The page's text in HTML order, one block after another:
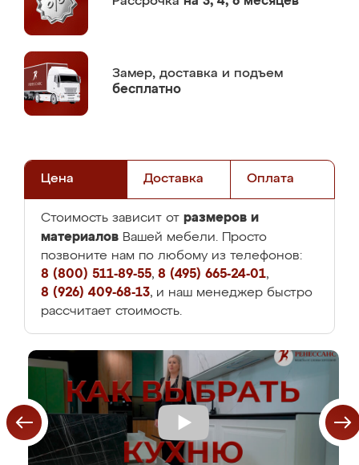
Замер, доставка и подъем
бесплатно
Цена Доставка Оплата
Стоимость зависит от размеров и
материалов Вашей мебели. Просто
позвоните нам по любому из телефонов:
8 (800) 511-89-55, 8 (495) 665-24-01,
8 (926) 409-68-13, и наш менеджер быстро
рассчитает стоимость.